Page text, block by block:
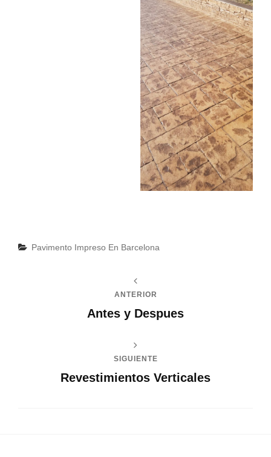
Categorías
Pavimento Impreso En Barcelona
ANTERIOR
Antes y Despues
SIGUIENTE
Revestimientos Verticales